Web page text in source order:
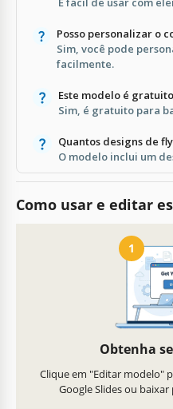
Posso personalizar o
Sim, você pode
facilmente.
Este modelo é
Sim, é gratuito para
Quantos designs de
O modelo inclui um
Como usar e editar
1
Obtenha
Clique em "Editar modelo"
Google Slides ou